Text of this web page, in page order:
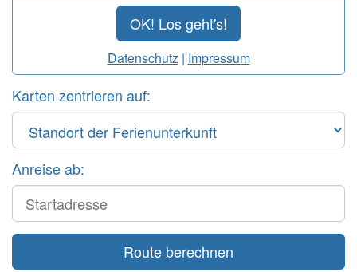
OK! Los geht's!
Datenschutz| Impressum
Karten zentrieren auf:
Anreise ab:
Start
Route berechnen